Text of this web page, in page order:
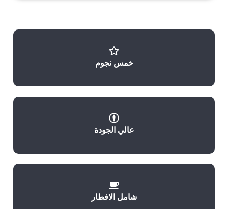
خمس نجوم
عالي الجودة
شامل الافطار